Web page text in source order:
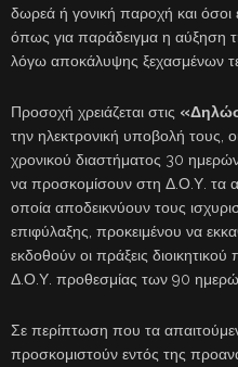
δωρεά ή γονική παροχή και όσοι
όπως για παράδειγμα η αύξηση
λόγω αποκάλυψης ξεχασμένων
Προσοχή χρειάζεται στις
την ηλεκτρονική υποβολή τους,
χρονικού διαστήματος 30
να προσκομίσουν στη Δ.Ο.Υ. τα
οποία αποδεικνύουν τους
επιφύλαξης, προκειμένου να
εκδοθούν οι πράξεις
Δ.Ο.Υ. προθεσμίας των 90
Σε περίπτωση που τα
προσκομιστούν εντός της